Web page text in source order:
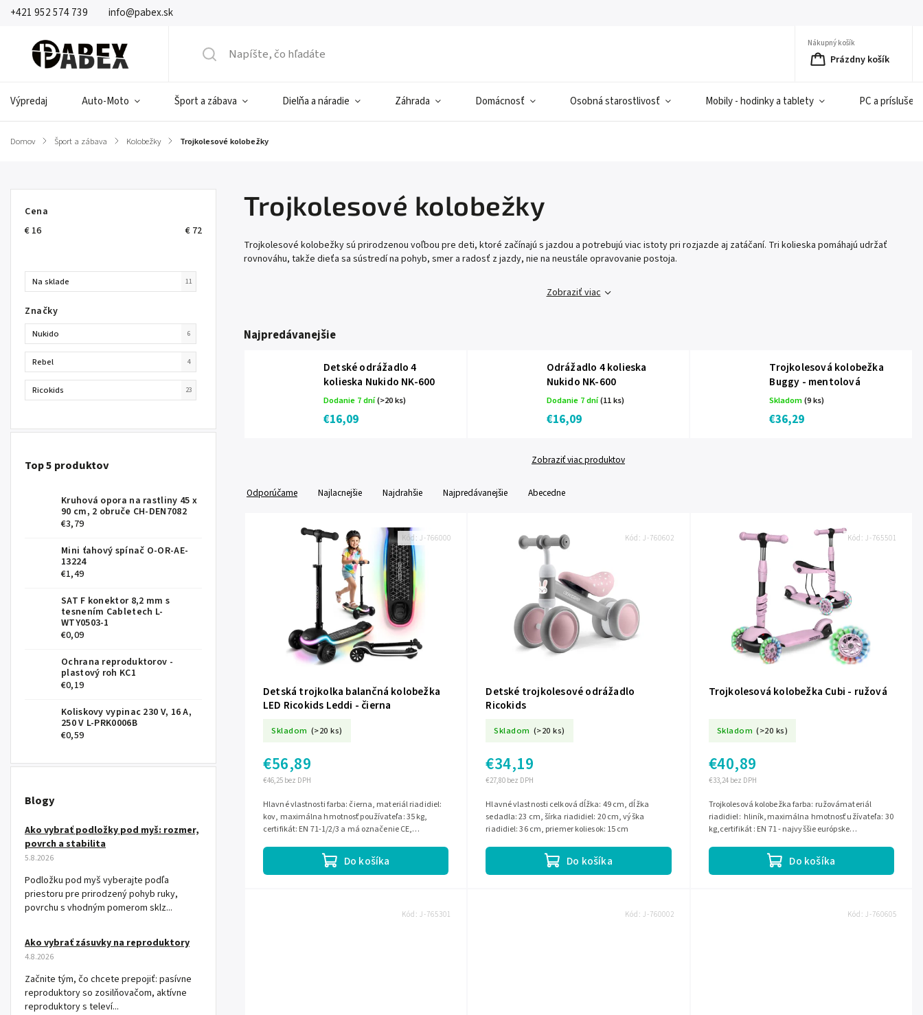
+421 952 574 739 info@pabex.sk
Nákupný košík
Prázdny košík
Výpredaj Auto-Moto Šport a zábava Dielňa a náradie Záhrada Domácnosť Osobná starostlivosť Mobily - hodinky a tablety PC a
Domov / Šport a zábava / Kolobežky / Trojkolesové kolobežky
Cena
€ 16 € 72
Na sklade 11
Značky
Nukido 6
Rebel 4
Ricokids 23
Top 5 produktov
Kruhová opora na rastliny 45 x
90 cm, 2 obruče CH-DEN7082
€3,79
Mini ťahový spínač O-OR-AE-
13224
€1,49
SAT F konektor 8,2 mm s
tesnením Cabletech L-
WTY0503-1
€0,09
Ochrana reproduktorov -
plastový roh KC1
€0,19
Koliskovy vypinac 230 V, 16 A,
250 V L-PRK0006B
€0,59
Blogy
Ako vybrať podložky pod myš: rozmer,
povrch a stabilita
5.8.2026
Podložku pod myš vyberajte podľa
priestoru pre prirodzený pohyb ruky,
povrchu s vhodným pomerom sklz...
Ako vybrať zásuvky na reproduktory
4.8.2026
Začnite tým, čo chcete prepojiť: pasívne
reproduktory so zosilňovačom, aktívne
reproduktory s televí...
Trojkolesové kolobežky
Trojkolesové kolobežky sú prirodzenou voľbou pre deti, ktoré začínajú s jazdou a potrebujú viac istoty pri rozjazde aj zatáčaní. Tri kolieska pomáhajú udržať
rovnováhu, takže dieťa sa sústredí na pohyb, smer a radosť z jazdy, nie na neustále opravovanie postoja.
Zobraziť viac
Najpredávanejšie
Detské odrážadlo 4
kolieska Nukido NK-600
Dodanie 7 dní(>20 ks)
€16,09
Odrážadlo 4 kolieska
Nukido NK-600
Dodanie 7 dní(11 ks)
€16,09
Trojkolesová kolobežka
Buggy - mentolová
Skladom(9 ks)
€36,29
Zobraziť viac produktov
Odporúčame Najlacnejšie Najdrahšie Najpredávanejšie Abecedne
Detská trojkolka balančná kolobežka
LED Ricokids Leddi - čierna
Skladom (>20 ks)
€46,25 bez DPH
€56,89
Do košíka
Hlavné vlastnosti farba: čierna, materiál riadidiel:
kov, maximálna hmotnosť používateľa: 35 kg,
certifikát: EN 71-1/2/3 a má označenie CE,
Kód:J-766000
Detské trojkolesové odrážadlo
Ricokids
Skladom (>20 ks)
€27,80 bez DPH
€34,19
Do košíka
Hlavné vlastnosti celková dĺžka: 49 cm, dĺžka
sedadla: 23 cm, šírka riadidiel: 20 cm, výška
riadidiel: 36 cm, priemer koliesok: 15 cm
Kód: J-760602
Trojkolesová kolobežka Cubi - ružová
Skladom (>20 ks)
€33,24 bez DPH
€40,89
Do košíka
Trojkolesová kolobežka farba: ružovámateriál
riadidiel: hliník,maximálna hmotnosť užívateľa: 30
kg,certifikát : EN 71 - najvyššie európske
Kód: J-765501
Kód:J-765301 Kód: J-760002 Kód: J-760605